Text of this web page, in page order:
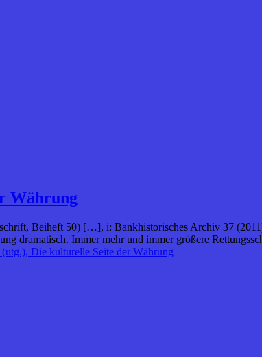
Währung
Beiheft 50) […], i: Bankhistorisches Archiv 37
dramatisch. Immer mehr und immer größere
Die kulturelle Seite der Währung